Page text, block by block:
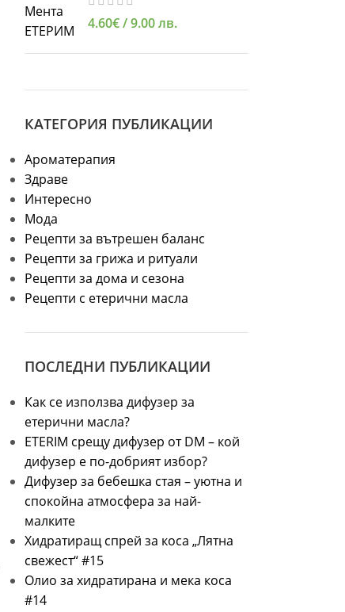
4.60€/ 9.00 лв.
КАТЕГОРИЯ ПУБЛИКАЦИИ
Ароматерапия
Здраве
Интересно
Мода
Рецепти за вътрешен баланс
Рецепти за грижа и ритуали
Рецепти за дома и сезона
Рецепти с етерични масла
ПОСЛЕДНИ ПУБЛИКАЦИИ
Как се използва дифузер за
етерични масла?
ETERIM срещу дифузер от DM – кой
дифузер е по-добрият избор?
Дифузер за бебешка стая – уютна и
спокойна атмосфера за най-
малките
Хидратиращ спрей за коса „Лятна
свежест“ #15
Олио за хидратирана и мека коса
#14